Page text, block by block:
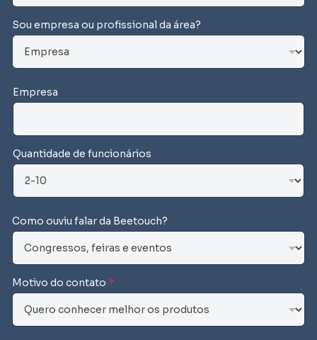
o
c
u
t
e
e
t
e
d
Sou empresa ou profissional da área?
Empresa
Quantidade de funcionários
Como ouviu falar da Beetouch?
Motivo do contato *